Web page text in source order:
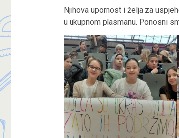
Njihova upornost i želja za
u ukupnom plasmanu. Ponosni